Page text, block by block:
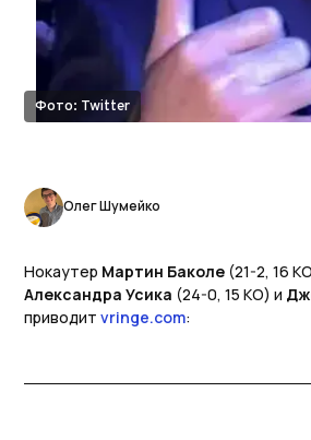
Фото: Twitter
Олег Шумейко
Нокаутер Мартин Баколе (21-2, 16
Александра Усика (24-0, 15 KO) и
приводит vringe.com: